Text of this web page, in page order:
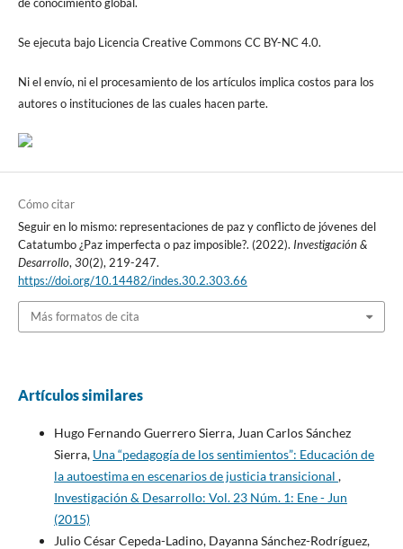
Se ejecuta bajo Licencia Creative Commons CC BY-NC 4.0.
Ni el envío, ni el procesamiento de los artículos implica costos para los
autores o instituciones de las cuales hacen parte.
Cómo citar
Seguir en lo mismo: representaciones de paz y conflicto de jóvenes del
Catatumbo ¿Paz imperfecta o paz imposible?. (2022). Investigación &
Desarrollo, 30(2), 219-247.
https://doi.org/10.14482/indes.30.2.303.66
Más formatos de cita
Artículos similares
Hugo Fernando Guerrero Sierra, Juan Carlos Sánchez
Sierra, Una “pedagogía de los sentimientos”: Educación de
la autoestima en escenarios de justicia transicional ,
Investigación & Desarrollo: Vol. 23 Núm. 1: Ene - Jun
(2015)
Julio César Cepeda-Ladino, Dayanna Sánchez-Rodríguez,